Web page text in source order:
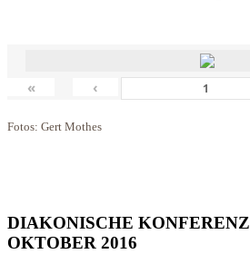
« ‹
Fotos: Gert Mothes
DIAKONISCHE KONFERENZ
OKTOBER 2016